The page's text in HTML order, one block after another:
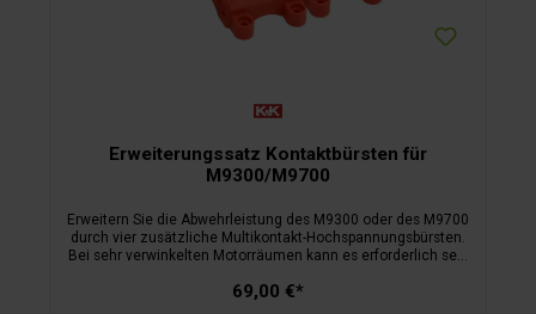
Erweiterungssatz Kontaktbürsten für
M9300/M9700
Erweitern Sie die Abwehrleistung des M9300 oder des M9700
durch vier zusätzliche Multikontakt-Hochspannungsbürsten.
Bei sehr verwinkelten Motorräumen kann es erforderlich sein
Hochspannungsbürsten abzusichern.
69,00 €*